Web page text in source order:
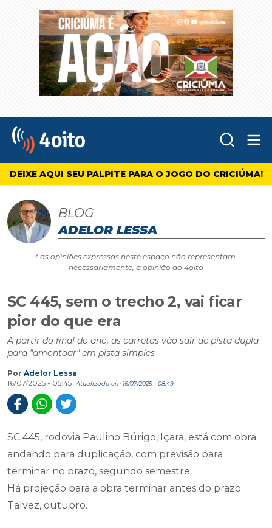
4oito
DEIXE AQUI SEU PALPITE PARA O JOGO DO CRICIÚMA!
BLOG
ADELOR LESSA
* as opiniões expressas neste espaço não representam,
necessariamente, a opinião do 4oito
SC 445, sem o trecho 2, vai ficar
pior do que era
A partir do final do ano, as carretas vão sair de pista dupla
para "amontoar" em pista simples
Por Adelor Lessa
16/07/2025 - 05:45
Atualizado em 16/07/2025 - 08:49
SC 445, rodovia Paulino Búrigo, Içara, está com obra
andando para duplicação, com previsão para
terminar no prazo, segundo semestre.
Há projeção para a obra terminar antes do prazo.
Talvez, outubro.